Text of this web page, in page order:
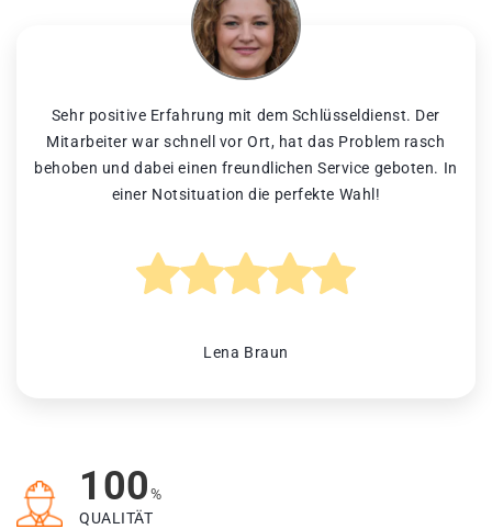
Sehr positive Erfahrung mit dem Schlüsseldienst. Der
Mitarbeiter war schnell vor Ort, hat das Problem rasch
behoben und dabei einen freundlichen Service geboten. In
einer Notsituation die perfekte Wahl!
Lena Braun
100%
QUALITÄT